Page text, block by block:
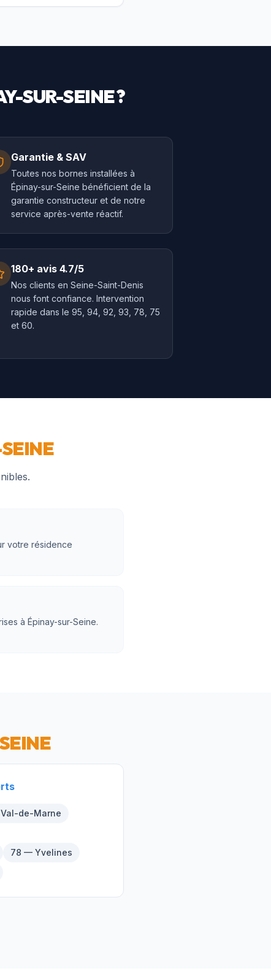
SUR-SEINE?
Garantie & SAV
Toutes nos bornes installées à
Épinay-sur-Seine bénéficient de la
garantie constructeur et de notre
service après-vente réactif.
180+ avis 4.7/5
Nos clients en Seine-Saint-Denis
nous font confiance. Intervention
rapide dans le 95, 94, 92, 93, 78, 75
et 60.
votre résidence
à Épinay-sur-Seine.
de-Marne
78 — Yvelines